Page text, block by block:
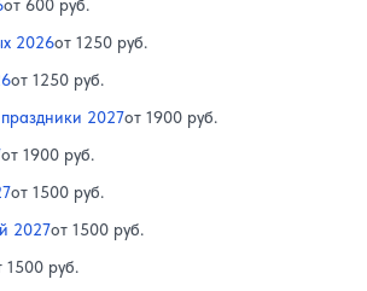
2026от 1250 руб.
от 1250 руб.
2027от 1900 руб.
от 1900 руб.
от 1500 руб.
2027от 1500 руб.
1500 руб.